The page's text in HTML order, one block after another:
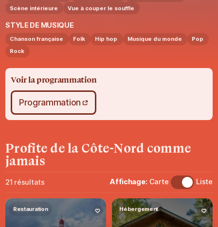
Scène intérieure
Vue à couper le souffle
STYLE DE MUSIQUE
Chanson française Folk Hip hop Musique du monde
Pop
Rock
Voir la programmation
Programmation
Profite de laCôte-Nord comme
jamais
21 résultats Affichage: Carte Liste
Restauration Hébergement